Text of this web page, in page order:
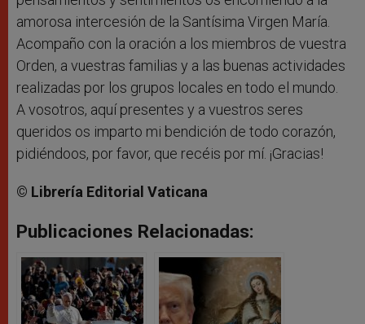
amorosa intercesión de la Santísima Virgen María.
Acompaño con la oración a los miembros de vuestra
Orden, a vuestras familias y a las buenas actividades
realizadas por los grupos locales en todo el mundo.
A vosotros, aquí presentes y a vuestros seres
queridos os imparto mi bendición de todo corazón,
pidiéndoos, por favor, que recéis por mí. ¡Gracias!
© Librería Editorial Vaticana
Publicaciones Relacionadas: